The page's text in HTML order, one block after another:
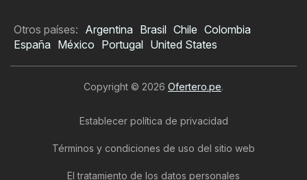
Otros países: Argentina Brasil Chile Colombia
España México Portugal United States
Copyright © 2026 Ofertero.pe.
Establecer política de privacidad
Términos y condiciones de uso del sitio web
El tratamiento de los datos personales